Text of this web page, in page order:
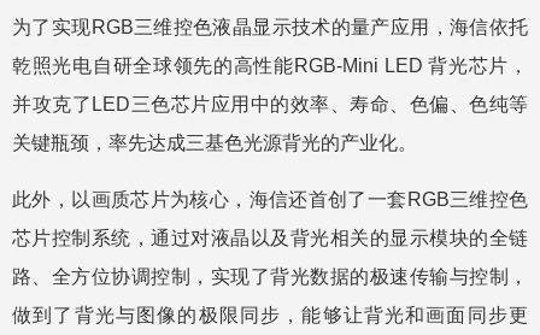
为了实现RGB三维控色液晶显示技术的量产应用，海信依托
乾照光电自研全球领先的高性能RGB-Mini LED 背光芯片，
并攻克了LED三色芯片应用中的效率、寿命、色偏、色纯等
关键瓶颈，率先达成三基色光源背光的产业化。
此外，以画质芯片为核心，海信还首创了一套RGB三维控色
芯片控制系统，通过对液晶以及背光相关的显示模块的全链
路、全方位协调控制，实现了背光数据的极速传输与控制，
做到了背光与图像的极限同步，能够让背光和画面同步更